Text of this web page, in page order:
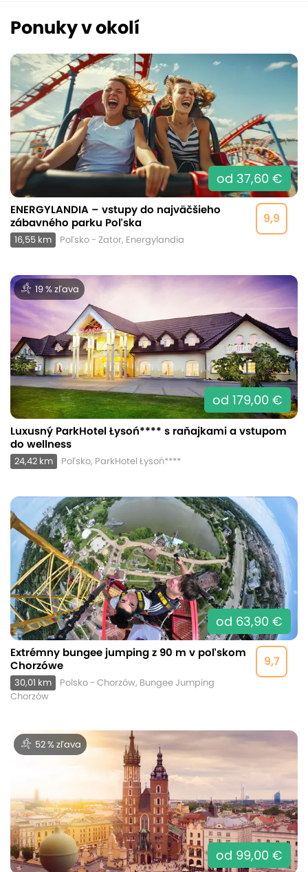
Ponuky v okolí
od 37,60 €
9,9
ENERGYLANDIA – vstupy do najväčšieho
zábavného parku Poľska
16,55 km Poľsko - Zator, Energylandia
19 % zľava
od 179,00 €
Luxusný ParkHotel Łysoń**** s raňajkami a vstupom
do wellness
24,42 km Poľsko, ParkHotel Łysoń****
od 63,90 €
9,7
Extrémny bungee jumping z 90 m v poľskom
Chorzówe
30,01 km
Polsko - Chorzów, Bungee Jumping
Chorzów
52 % zľava
od 99,00 €